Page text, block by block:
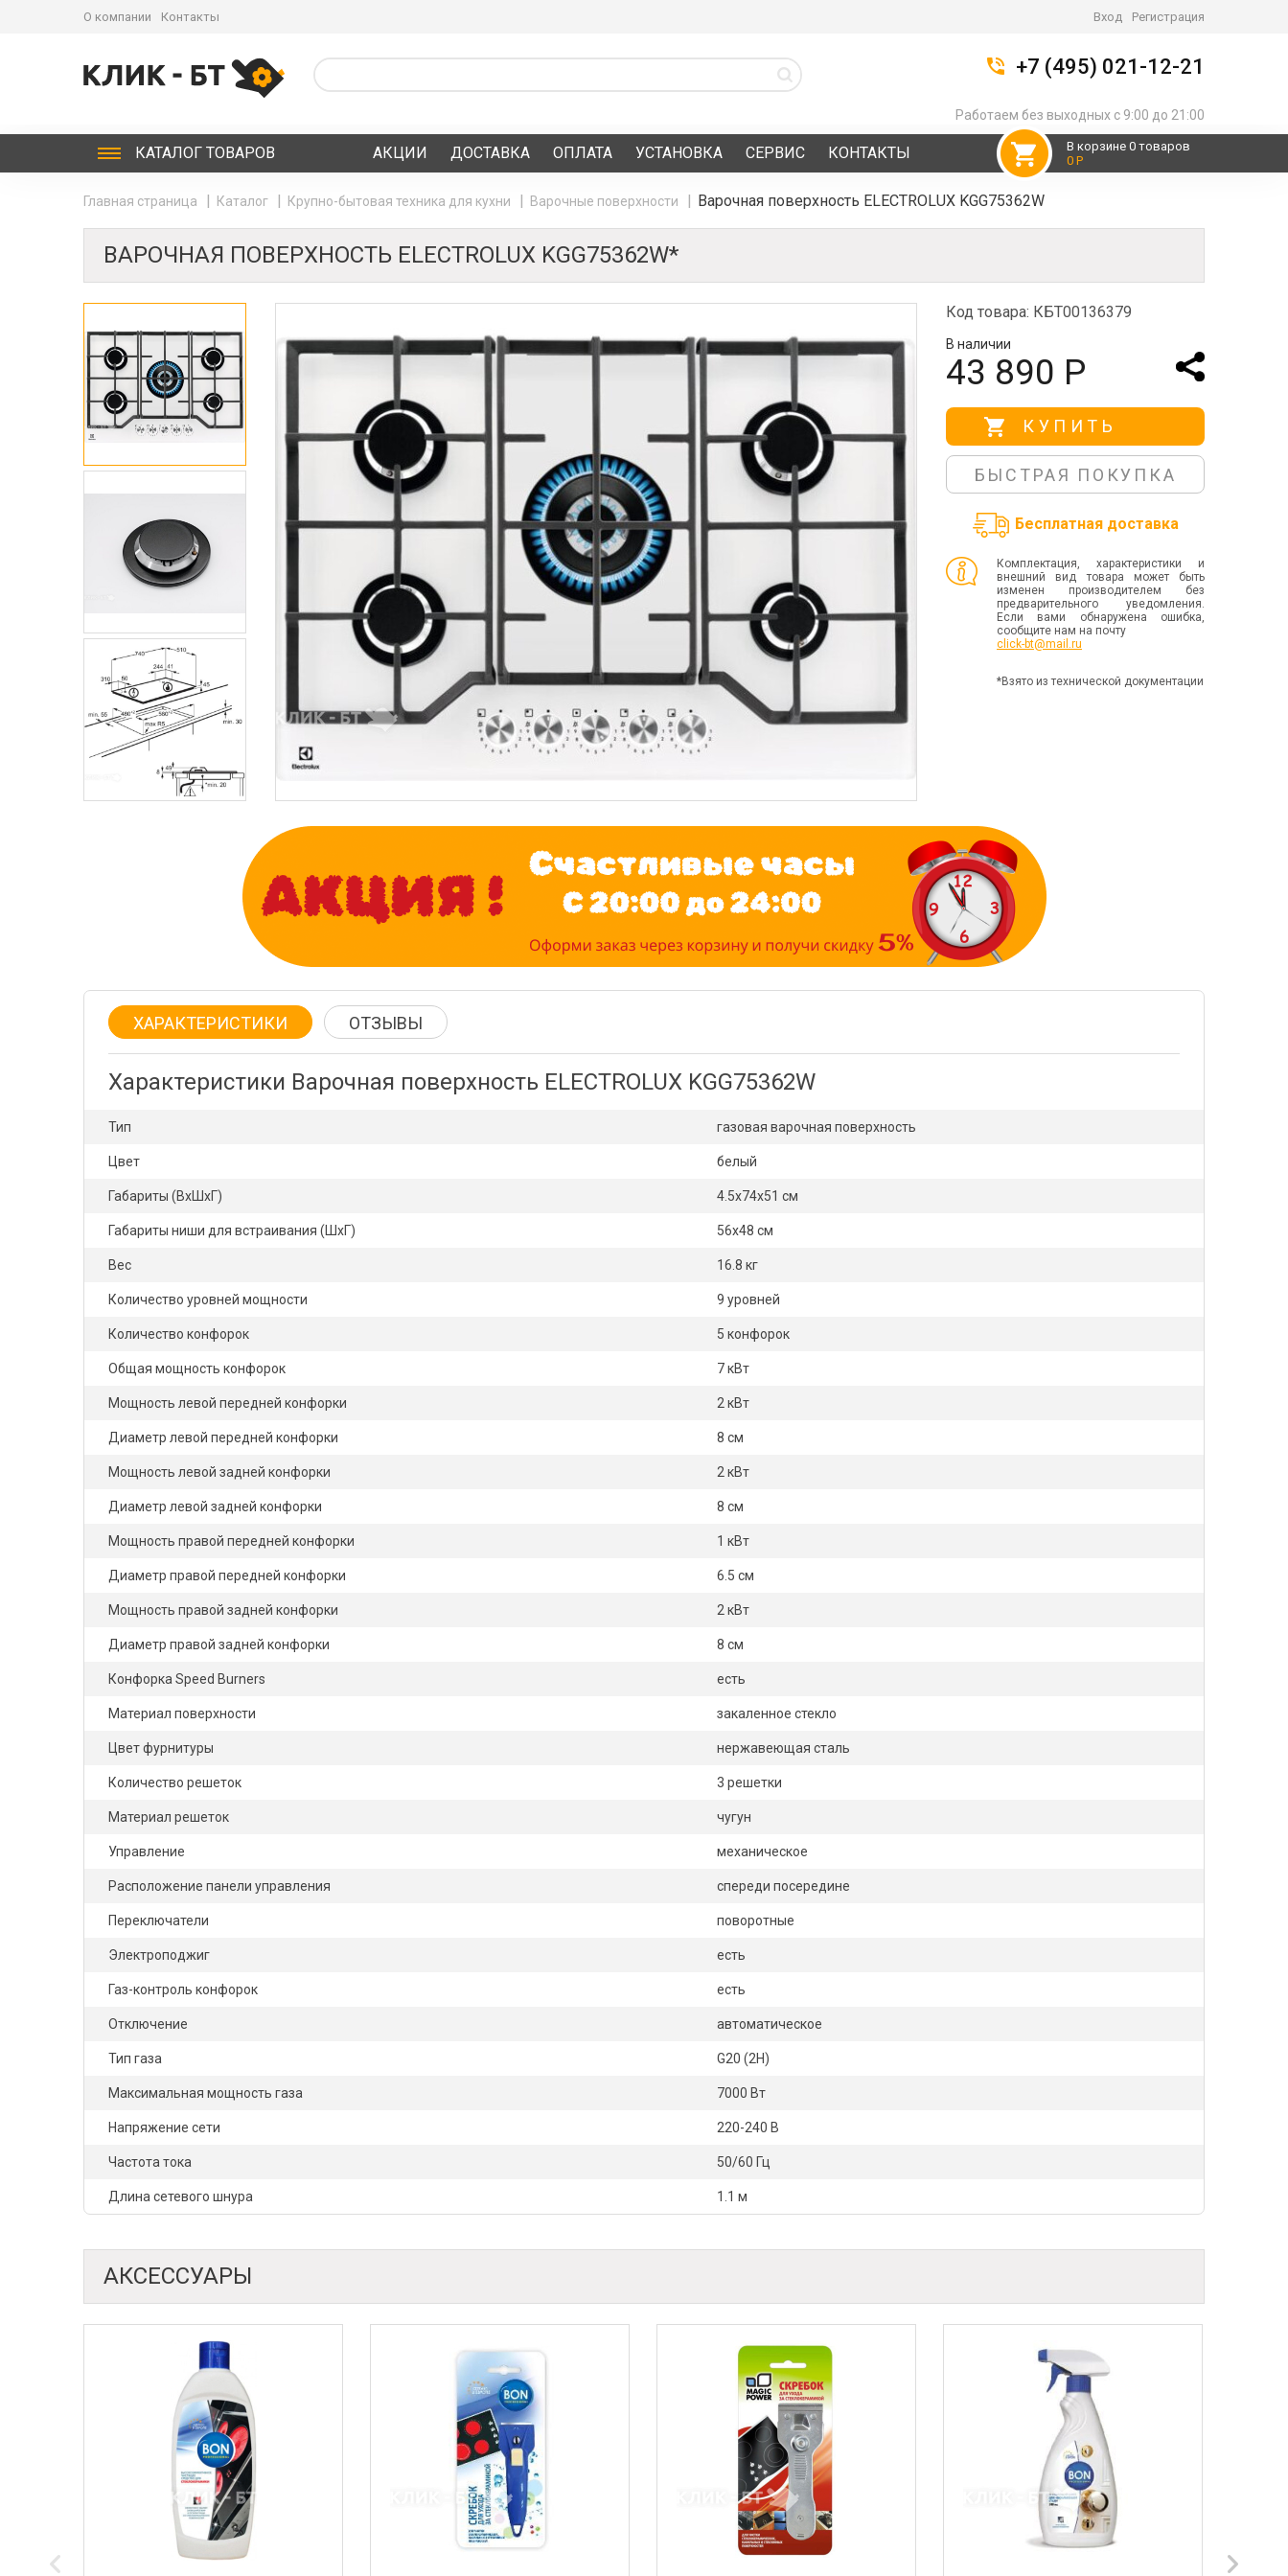
О компании Контакты Вход Регистрация
+7 (495) 021-12-21
Работаем без выходных с 9:00 до 21:00
КАТАЛОГ ТОВАРОВ
В корзине 0 товаров
0 Р
АКЦИИ ДОСТАВКА ОПЛАТА УСТАНОВКА СЕРВИС КОНТАКТЫ
Главная страница Каталог Крупно-бытовая техника для кухни Варочные поверхности Варочная поверхность ELECTROLUX KGG75362W
ВАРОЧНАЯ ПОВЕРХНОСТЬ ELECTROLUX KGG75362W*
Код товара: КБТ00136379
В наличии
43 890 Р
КУПИТЬ
БЫСТРАЯ ПОКУПКА
Бесплатная доставка
Комплектация, характеристики и
внешний вид товара может быть
изменен производителем без
предварительного уведомления.
Если вами обнаружена ошибка,
сообщите нам на почту
click-bt@mail.ru
*Взято из технической документации
ХАРАКТЕРИСТИКИ ОТЗЫВЫ
Характеристики Варочная поверхность ELECTROLUX KGG75362W
Тип газовая варочная поверхность
Цвет белый
Габариты (ВхШхГ) 4.5х74х51 см
Габариты ниши для встраивания (ШхГ) 56х48 см
Вес 16.8 кг
Количество уровней мощности 9 уровней
Количество конфорок 5 конфорок
Общая мощность конфорок 7 кВт
Мощность левой передней конфорки 2 кВт
Диаметр левой передней конфорки 8 см
Мощность левой задней конфорки 2 кВт
Диаметр левой задней конфорки 8 см
Мощность правой передней конфорки 1 кВт
Диаметр правой передней конфорки 6.5 см
Мощность правой задней конфорки 2 кВт
Диаметр правой задней конфорки 8 см
Конфорка Speed ​​Burners есть
Материал поверхности закаленное стекло
Цвет фурнитуры нержавеющая сталь
Количество решеток 3 решетки
Материал решеток чугун
Управление механическое
Расположение панели управления спереди посередине
Переключатели поворотные
Электроподжиг есть
Газ-контроль конфорок есть
Отключение автоматическое
Тип газа G20 (2H)
Максимальная мощность газа 7000 Вт
Напряжение сети 220-240 В
Частота тока 50/60 Гц
Длина сетевого шнура 1.1 м
АКСЕССУАРЫ